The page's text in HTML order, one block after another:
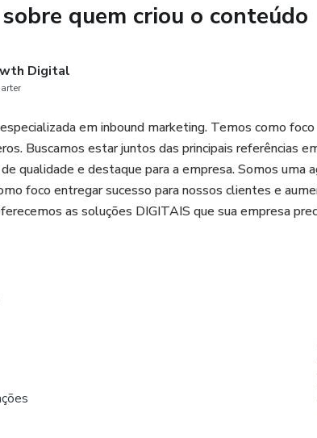
quem criou o conteúdo
Digital
em inbound marketing. Temos como
Buscamos estar juntos das principais referências
qualidade e destaque para a empresa. Somos uma
foco entregar sucesso para nossos clientes e
as soluções DIGITAIS que sua empresa